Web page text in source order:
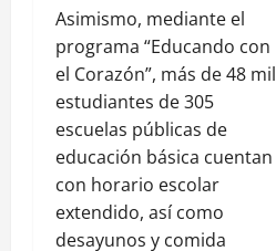
Asimismo, mediante el
programa “Educando con
el Corazón”, más de 48 mil
estudiantes de 305
escuelas públicas de
educación básica cuentan
con horario escolar
extendido, así como
desayunos y comida